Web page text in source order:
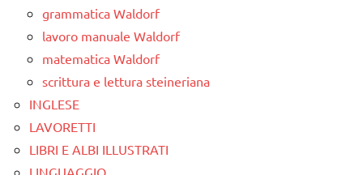
grammatica Waldorf
lavoro manuale Waldorf
matematica Waldorf
scrittura e lettura steineriana
INGLESE
LAVORETTI
LIBRI E ALBI ILLUSTRATI